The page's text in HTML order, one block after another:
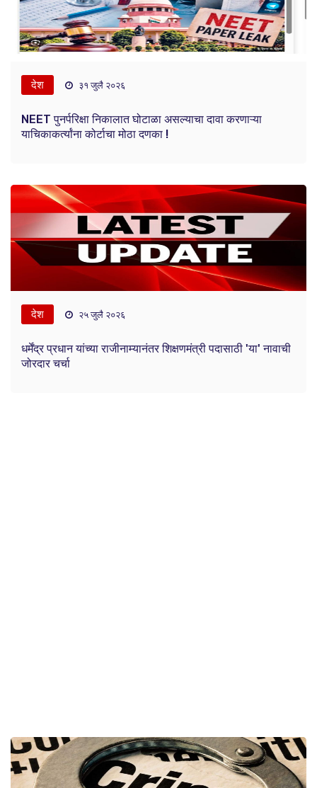
देश ३१ जुलै २०२६
NEET पुनर्परिक्षा निकालात घोटाळा असल्याचा दावा करणाऱ्या
याचिकाकर्त्यांना कोर्टाचा मोठा दणका !
देश २५ जुलै २०२६
धर्मेंद्र प्रधान यांच्या राजीनाम्यानंतर शिक्षणमंत्री पदासाठी 'या' नावाची
जोरदार चर्चा